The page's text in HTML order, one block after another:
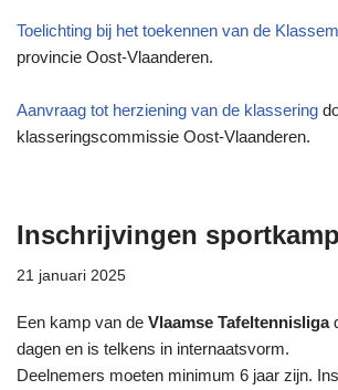
Toelichting bij het toekennen van de
provincie Oost-Vlaanderen.
Aanvraag tot herziening van de klassering
klasseringscommissie Oost-Vlaanderen.
Inschrijvingen
21 januari 2025
Een kamp van de Vlaamse Tafeltennisliga
dagen en is telkens in internaatsvorm.
Deelnemers moeten minimum 6 jaar zijn.